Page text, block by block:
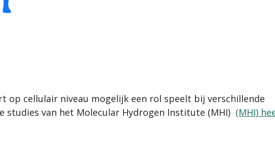
cellulair niveau mogelijk een rol speelt bij verschillende
studies van het Molecular Hydrogen Institute (MHI) (MHI)